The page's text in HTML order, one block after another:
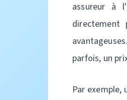
assureur à
directement
parfois, un
Par exemple,